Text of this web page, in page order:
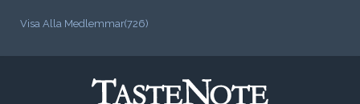
Visa Alla Medlemmar(726)